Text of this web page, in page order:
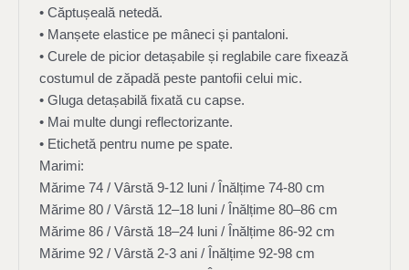
• Căptușeală netedă.
• Manșete elastice pe mâneci și pantaloni.
• Curele de picior detașabile și reglabile care fixează
costumul de zăpadă peste pantofii celui mic.
• Gluga detașabilă fixată cu capse.
• Mai multe dungi reflectorizante.
• Etichetă pentru nume pe spate.
Marimi:
Mărime 74 / Vârstă 9-12 luni / Înălțime 74-80 cm
Mărime 80 / Vârstă 12–18 luni / Înălțime 80–86 cm
Mărime 86 / Vârstă 18–24 luni / Înălțime 86-92 cm
Mărime 92 / Vârstă 2-3 ani / Înălțime 92-98 cm